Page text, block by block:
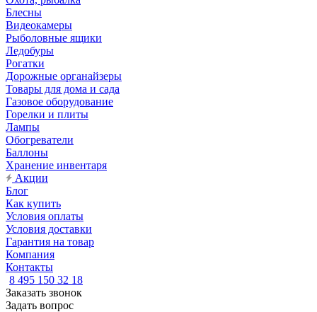
Блесны
Видеокамеры
Рыболовные ящики
Ледобуры
Рогатки
Дорожные органайзеры
Товары для дома и сада
Газовое оборудование
Горелки и плиты
Лампы
Обогреватели
Баллоны
Хранение инвентаря
Акции
Блог
Как купить
Условия оплаты
Условия доставки
Гарантия на товар
Компания
Контакты
8 495 150 32 18
Заказать звонок
Задать вопрос